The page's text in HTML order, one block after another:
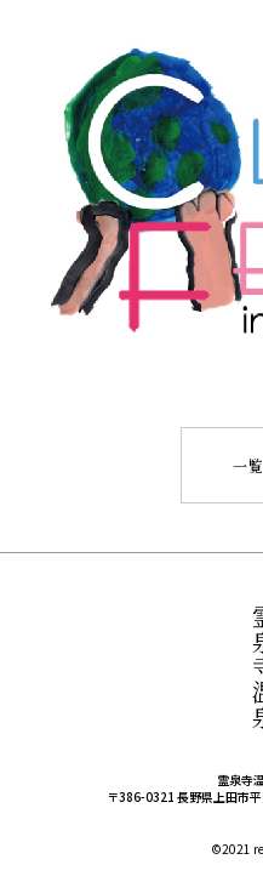
一
霊
霊泉寺
〒386-0321 長野県上田
©️2021